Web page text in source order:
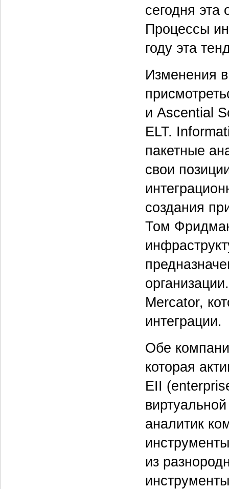
сегодня
Процессы
году эта
Изменения
и Ascential
ELT.
пакетные
свои
создания
Том
Mercator,
интеграции.
Обе
которая
EII
аналитик
из